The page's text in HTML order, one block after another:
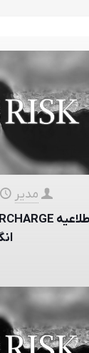
مدیر